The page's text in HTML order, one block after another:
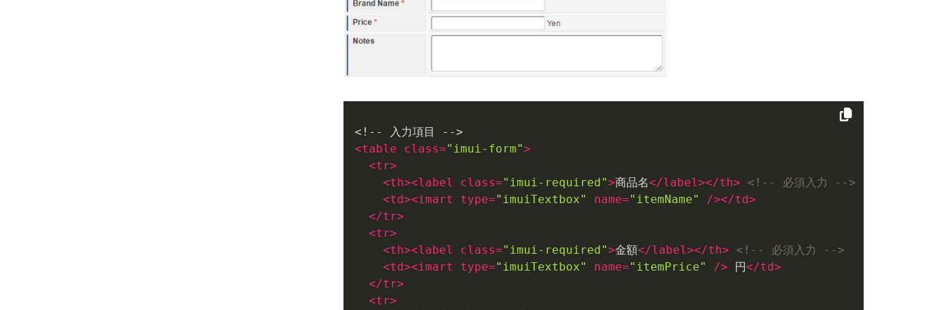
<table class="imui-form">
<tr>
<th><label class="imui-required">商品名</label></th>
<!-- 必須入力 -->
<td><imart type="imuiTextbox" name="itemName" /></td>
</tr>
<tr>
<th><label class="imui-required">金額</label></th>
<!-- 必須入力 -->
<td><imart type="imuiTextbox" name="itemPrice" /> 円</td>
</tr>
<tr>